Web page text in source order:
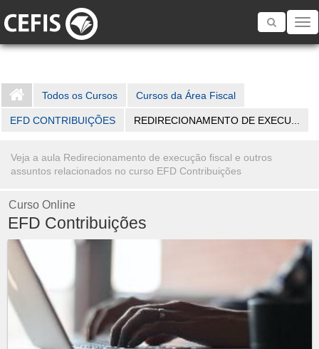
Toggle
Todos os Cursos Cursos da Área Fiscal
EFD CONTRIBUIÇÕES REDIRECIONAMENTO DE EXECU...
Veja a aula Redirecionamento de execução fiscal e outros
assuntos relacionados no curso EFD Contribuições
Curso Online
EFD Contribuições